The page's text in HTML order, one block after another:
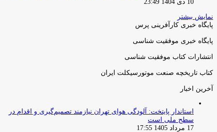
10 دی 1404 23:49
نمایش بیشتر
پایگاه خبری کارآفرینی پرس
پایگاه خبری موفقیت شناسی
انتشارات کتاب موفقیت شناسی
کتاب تاریخچه صنعت موتورسیکلت ایران
آخرین اخبار
استاندار پایتخت: آلودگی هوای تهران نیازمند تصمیم‌گیری و اقدام در
سطح ملی است
17 مرداد 1405 17:55